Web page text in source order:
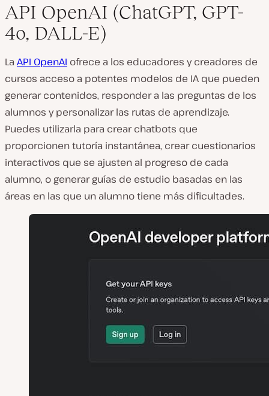
API OpenAI (ChatGPT, GPT-
4o, DALL-E)
La API OpenAI ofrece a los educadores y creadores de
cursos acceso a potentes modelos de IA que pueden
generar contenidos, responder a las preguntas de los
alumnos y personalizar las rutas de aprendizaje.
Puedes utilizarla para crear chatbots que
proporcionen tutoría instantánea, crear cuestionarios
interactivos que se ajusten al progreso de cada
alumno, o generar guías de estudio basadas en las
áreas en las que un alumno tiene más dificultades.